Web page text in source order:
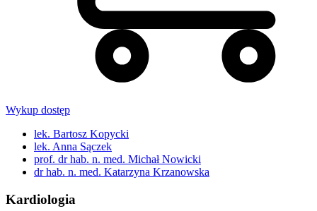
Wykup dostęp
lek. Bartosz Kopycki
lek. Anna Sączek
prof. dr hab. n. med. Michał Nowicki
dr hab. n. med. Katarzyna Krzanowska
Kardiologia